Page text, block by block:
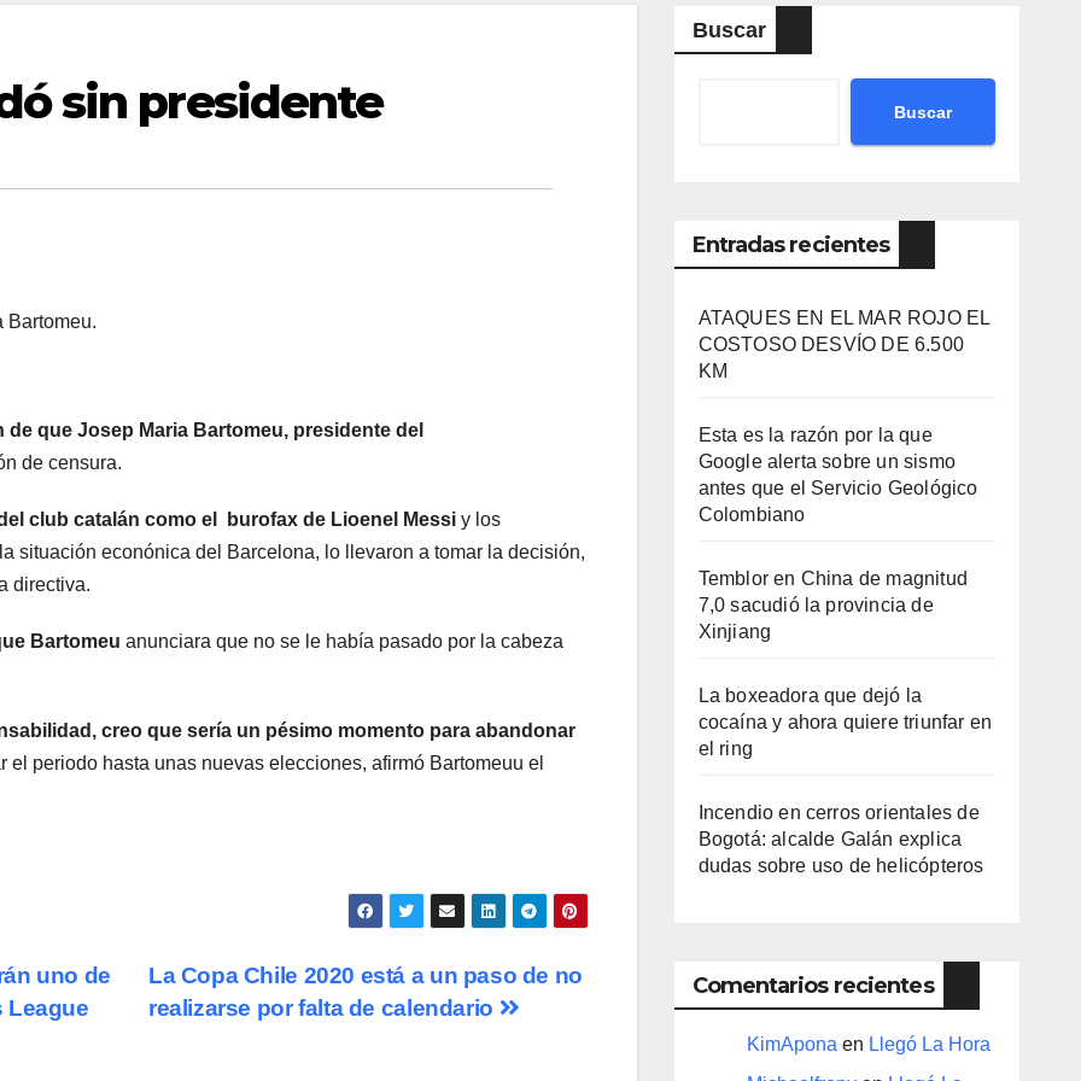
sin presidente
Bartomeu.
que Josep Maria Bartomeu, presidente del
de censura.
club catalán como el burofax de Lioenel Messi y los
situación econónica del Barcelona, lo llevaron a tomar la decisión,
directiva.
Bartomeu anunciara que no se le había pasado por la cabeza
creo que sería un pésimo momento para abandonar
periodo hasta unas nuevas elecciones, afirmó Bartomeuu el
La Copa Chile 2020 está a un paso de no
realizarse por falta de calendario
uno de
League
Buscar
Buscar
Entradas recientes
ATAQUES EN EL MAR ROJO EL
COSTOSO DESVÍO DE 6.500
KM
Esta es la razón por la que
Google alerta sobre un sismo
antes que el Servicio Geológico
Colombiano
Temblor en China de magnitud
7,0 sacudió la provincia de
Xinjiang
La boxeadora que dejó la
cocaína y ahora quiere triunfar en
el ring​
Incendio en cerros orientales de
Bogotá: alcalde Galán explica
dudas sobre uso de helicópteros
Comentarios recientes
KimAponaen Llegó La Hora